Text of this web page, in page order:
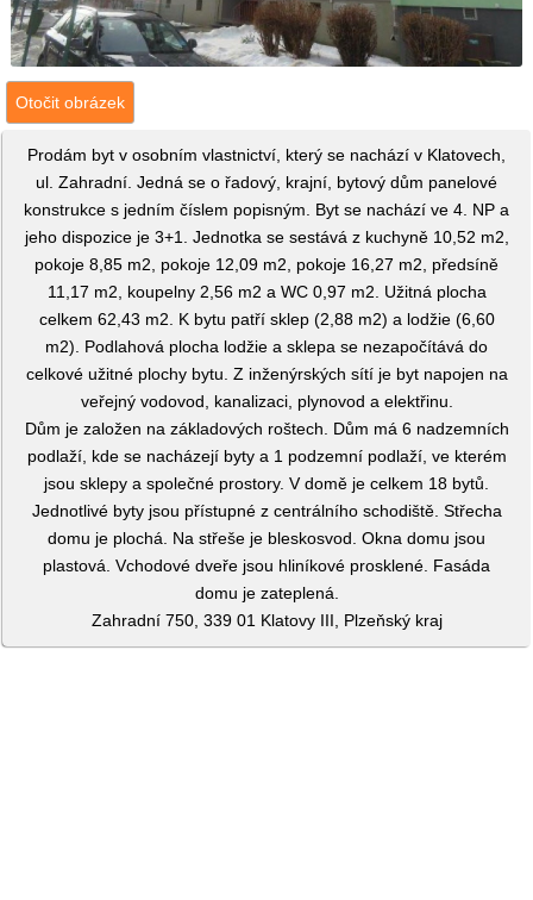
Otočit obrázek
Prodám byt v osobním vlastnictví, který se nachází v Klatovech,
ul. Zahradní. Jedná se o řadový, krajní, bytový dům panelové
konstrukce s jedním číslem popisným. Byt se nachází ve 4. NP a
jeho dispozice je 3+1. Jednotka se sestává z kuchyně 10,52 m2,
pokoje 8,85 m2, pokoje 12,09 m2, pokoje 16,27 m2, předsíně
11,17 m2, koupelny 2,56 m2 a WC 0,97 m2. Užitná plocha
celkem 62,43 m2. K bytu patří sklep (2,88 m2) a lodžie (6,60
m2). Podlahová plocha lodžie a sklepa se nezapočítává do
celkové užitné plochy bytu. Z inženýrských sítí je byt napojen na
veřejný vodovod, kanalizaci, plynovod a elektřinu.
Dům je založen na základových roštech. Dům má 6 nadzemních
podlaží, kde se nacházejí byty a 1 podzemní podlaží, ve kterém
jsou sklepy a společné prostory. V domě je celkem 18 bytů.
Jednotlivé byty jsou přístupné z centrálního schodiště. Střecha
domu je plochá. Na střeše je bleskosvod. Okna domu jsou
plastová. Vchodové dveře jsou hliníkové prosklené. Fasáda
domu je zateplená.
Zahradní 750, 339 01 Klatovy III, Plzeňský kraj